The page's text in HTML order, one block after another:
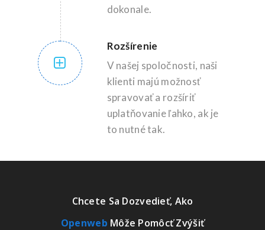
dokonale.
Rozšírenie
V našej spoločnosti, naši
klienti majú možnosť
spravovať a rozšíriť
uplatňovanie ľahko, ak je
to nutné tak.
Chcete Sa Dozvedieť, Ako
Openweb Môže Pomôcť Zvýšiť